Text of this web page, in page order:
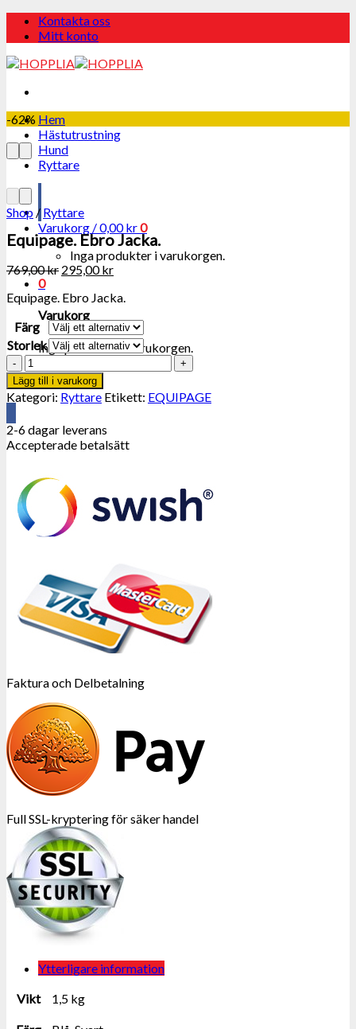
Skip
Kontakta oss
Mitt konto
Hem
Hästutrustning
Hund
Ryttare
Varukorg /0,00kr0
Inga produkter i varukorgen.
0
Varukorg
Inga produkter i varukorgen.
-62%
Shop / Ryttare
Equipage. Ebro Jacka.
769,00kr 295,00kr
Equipage. Ebro Jacka.
Färg
Storlek
Equipage.
Ebro
Jacka.
mängd
Lägg till i varukorg
Kategori: Ryttare Etikett: EQUIPAGE
2-6 dagar leverans
Accepterade betalsätt
Faktura och Delbetalning
Full SSL-kryptering för säker handel
Ytterligare information
Vikt
1,5 kg